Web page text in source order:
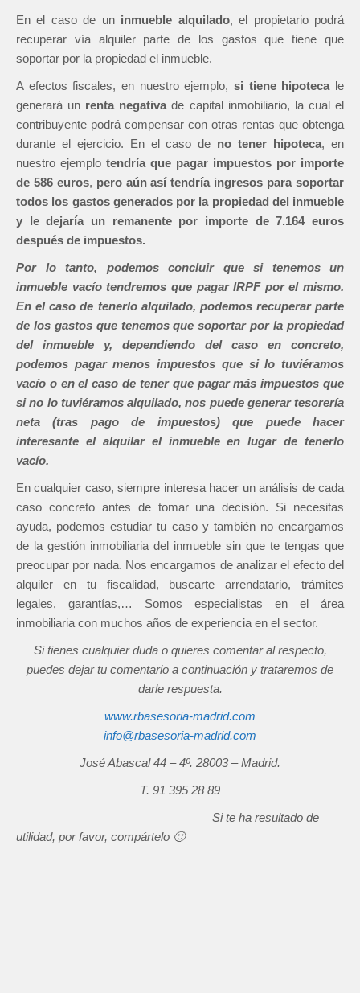
En el caso de un inmueble alquilado, el propietario podrá
recuperar vía alquiler parte de los gastos que tiene que
soportar por la propiedad el inmueble.
A efectos fiscales, en nuestro ejemplo, si tiene hipoteca le
generará un renta negativa de capital inmobiliario, la cual el
contribuyente podrá compensar con otras rentas que obtenga
durante el ejercicio. En el caso de no tener hipoteca, en
nuestro ejemplo tendría que pagar impuestos por importe
de 586 euros, pero aún así tendría ingresos para soportar
todos los gastos generados por la propiedad del inmueble
y le dejaría un remanente por importe de 7.164 euros
después de impuestos.
Por lo tanto, podemos concluir que si tenemos un
inmueble vacío tendremos que pagar IRPF por el mismo.
En el caso de tenerlo alquilado, podemos recuperar parte
de los gastos que tenemos que soportar por la propiedad
del inmueble y, dependiendo del caso en concreto,
podemos pagar menos impuestos que si lo tuviéramos
vacío o en el caso de tener que pagar más impuestos que
si no lo tuviéramos alquilado, nos puede generar tesorería
neta (tras pago de impuestos) que puede hacer
interesante el alquilar el inmueble en lugar de tenerlo
vacío.
En cualquier caso, siempre interesa hacer un análisis de cada
caso concreto antes de tomar una decisión. Si necesitas
ayuda, podemos estudiar tu caso y también no encargamos
de la gestión inmobiliaria del inmueble sin que te tengas que
preocupar por nada. Nos encargamos de analizar el efecto del
alquiler en tu fiscalidad, buscarte arrendatario, trámites
legales, garantías,… Somos especialistas en el área
inmobiliaria con muchos años de experiencia en el sector.
Si tienes cualquier duda o quieres comentar al respecto,
puedes dejar tu comentario a continuación y trataremos de
darle respuesta.
www.rbasesoria-madrid.com
info@rbasesoria-madrid.com
José Abascal 44 – 4º. 28003 – Madrid.
T. 91 395 28 89
Si te ha resultado de
utilidad, por favor, compártelo 🙂